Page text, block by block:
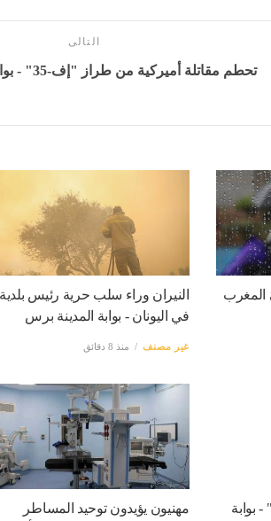
التالى
تحطم مقاتلة أميركية من طراز "إف-35" - بوابة المدينة برس
المغرب
النيران وراء سلب حرية رئيس بلدية
في اليونان - بوابة المدينة برس
غير مصنف منذ 8 دقائق
بوابة
مهنيون يؤيدون توحيد المساطر